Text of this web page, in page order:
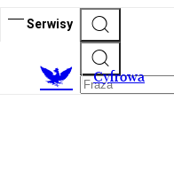
Serwisy
Cyfrowa